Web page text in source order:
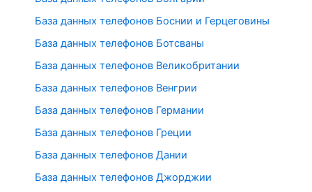
База данных телефонов Боснии и Герцеговины
База данных телефонов Ботсваны
База данных телефонов Великобритании
База данных телефонов Венгрии
База данных телефонов Германии
База данных телефонов Греции
База данных телефонов Дании
База данных телефонов Джорджии